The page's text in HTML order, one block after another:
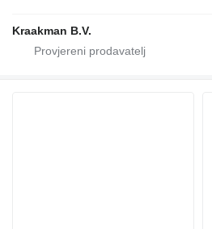
Kraakman B.V.